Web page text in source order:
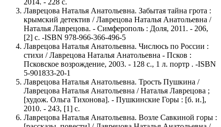
2014. - 228 с.
Лаврецова Наталья Анатольевна. Забытая тайна грота :
крымский детектив / Лаврецова Наталья Анатольевна /
Наталья Лаврецова. - Симферополь : Доля, 2011. - 206,
[2] с. -ISBN 978-966-366-496-5
Лаврецова Наталья Анатольевна. Числюсь по России :
стихи / Лаврецова Наталья Анатольевна - Псков :
Псковское возрождение, 2003. - 128 с., 1 л. портр . -ISBN
5-901833-20-1
Лаврецова Наталья Анатольевна. Трость Пушкина /
Лаврецова Наталья Анатольевна / Наталья Лаврецова ;
[худож. Ольга Тихонова]. - Пушкинские Горы : [б. и.],
2010. - 243, [1] с.
Лаврецова Наталья Анатольевна. Возле Савкиной горы :